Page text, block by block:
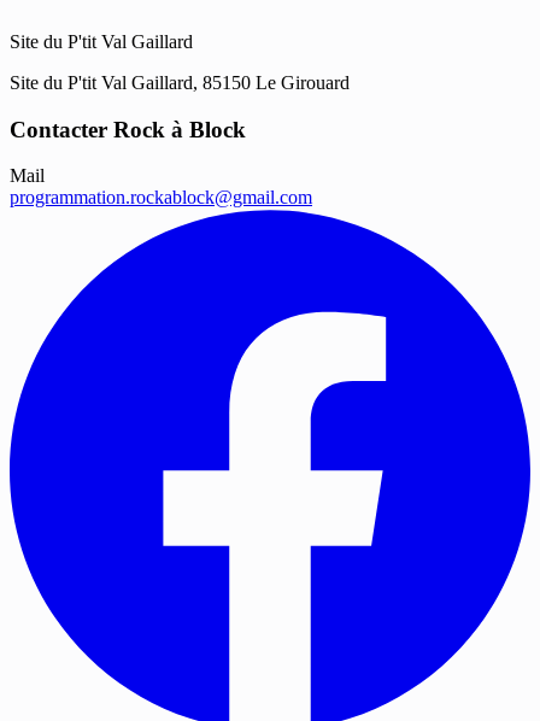
Site du P'tit Val Gaillard
Site du P'tit Val Gaillard, 85150 Le Girouard
Contacter Rock à Block
Mail
programmation.rockablock@gmail.com